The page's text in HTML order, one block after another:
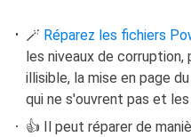
🪄 Réparez les fichiers
les niveaux de
illisible, la mise en page
qui ne s'ouvrent pas et
👍 Il peut réparer de